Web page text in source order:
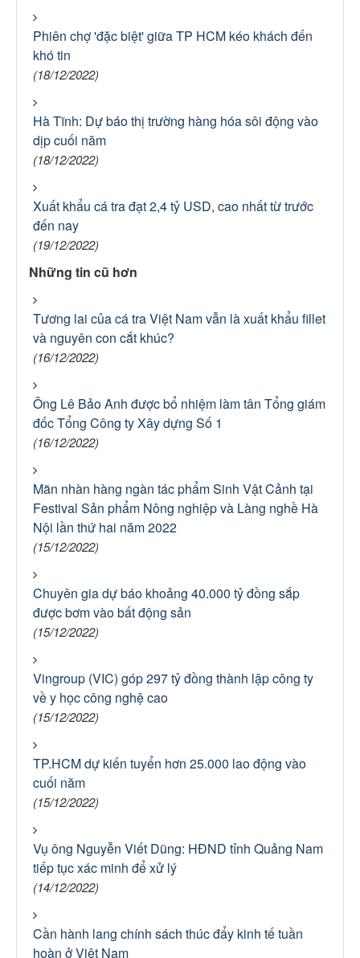
Phiên chợ 'đặc biệt' giữa TP HCM kéo khách đến
khó tin
(18/12/2022)
Hà Tĩnh: Dự báo thị trường hàng hóa sôi động vào
dịp cuối năm
(18/12/2022)
Xuất khẩu cá tra đạt 2,4 tỷ USD, cao nhất từ trước
đến nay
(19/12/2022)
Những tin cũ hơn
Tương lai của cá tra Việt Nam vẫn là xuất khẩu fillet
và nguyên con cắt khúc?
(16/12/2022)
Ông Lê Bảo Anh được bổ nhiệm làm tân Tổng giám
đốc Tổng Công ty Xây dựng Số 1
(16/12/2022)
Mãn nhàn hàng ngàn tác phẩm Sinh Vật Cảnh tại
Festival Sản phẩm Nông nghiệp và Làng nghề Hà
Nội lần thứ hai năm 2022
(15/12/2022)
Chuyên gia dự báo khoảng 40.000 tỷ đồng sắp
được bơm vào bất động sản
(15/12/2022)
Vingroup (VIC) góp 297 tỷ đồng thành lập công ty
về y học công nghệ cao
(15/12/2022)
TP.HCM dự kiến tuyển hơn 25.000 lao động vào
cuối năm
(15/12/2022)
Vụ ông Nguyễn Viết Dũng: HĐND tỉnh Quảng Nam
tiếp tục xác minh để xử lý
(14/12/2022)
Cần hành lang chính sách thúc đẩy kinh tế tuần
hoàn ở Việt Nam